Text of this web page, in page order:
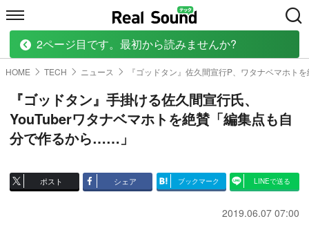
HOME MUSIC MOVIE TECH
HOME TECH ニュース 『ゴッドタン』佐久間宣行P、ワタナベマホト
『ゴッドタン』手掛ける佐久間宣行氏、
YouTuberワタナベマホトを絶賛「編集点も自
分で作るから……」
ポスト シェア ブックマーク LINEで送る
2019.06.07 07:00
2ページ目です。最初から読みませんか?